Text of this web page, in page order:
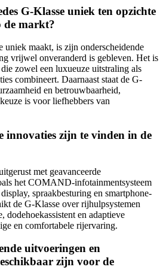
G-Klasse uniek ten opzichte
de markt?
uniek maakt, is zijn onderscheidende
vrijwel onveranderd is gebleven. Het is
zowel een luxueuze uitstraling als
combineert. Daarnaast staat de G-
en betrouwbaarheid,
is voor liefhebbers van
innovaties zijn te vinden in de
met geavanceerde
het COMAND-infotainmentsysteem
spraakbesturing en smartphone-
de G-Klasse over rijhulpsystemen
dodehoekassistent en adaptieve
en comfortabele rijervaring.
uitvoeringen en
zijn voor de